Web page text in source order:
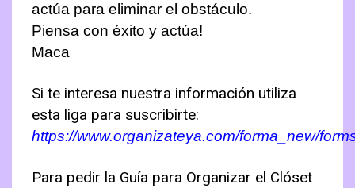
actúa para eliminar el obstáculo.
Piensa con éxito y actúa!
Maca
Si te interesa nuestra información utiliza
esta liga para suscribirte:
https://www.organizateya.com/forma_new/
Para pedir la Guía para Organizar el Clóset